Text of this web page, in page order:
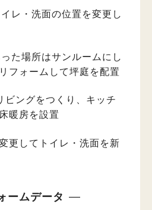
レ・洗面の位置を変更し
た場所はサンルームにし
フォームして坪庭を配置
ビングをつくり、キッチ
暖房を設置
更してトイレ・洗面を新
ームデータ